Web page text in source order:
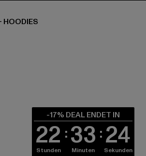
HOODIES
EUR
-17% DEAL ENDET IN
22
Stunden 33
Minuten 23
Sekunden